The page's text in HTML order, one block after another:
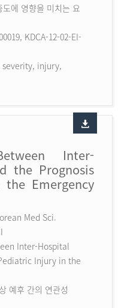
에 영향을 미치는 요
KDCA-12-02-EI-
injury,
Inter-
the Prognosis
Emergency
Med Sci.
Inter-Hospital
Injury in the
예후 간의 연관성